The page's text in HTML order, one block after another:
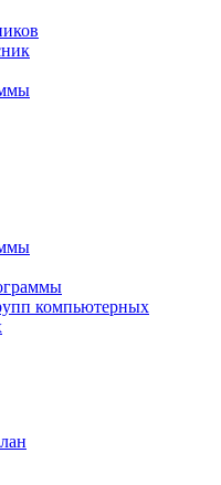
компьютерных